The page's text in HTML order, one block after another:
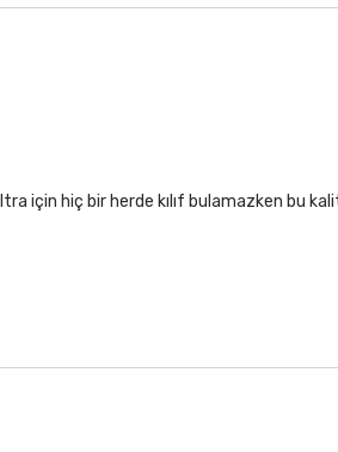
için hiç bir herde kılıf bulamazken bu